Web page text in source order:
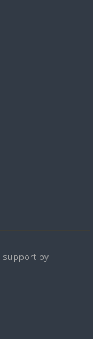
support by